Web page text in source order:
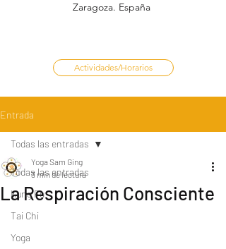
Zaragoza. España
Actividades/Horarios
Entrada
Todas las entradas
Kung Fu
Tai Chi
Yoga
Todas las entradas
La Respiración Consciente
Yoga Sam Ging
3 min de lectura